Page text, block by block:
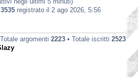
3535 registrato il 2 ago 2026, 5:56
argomenti 2223 • Totale iscritti 2523